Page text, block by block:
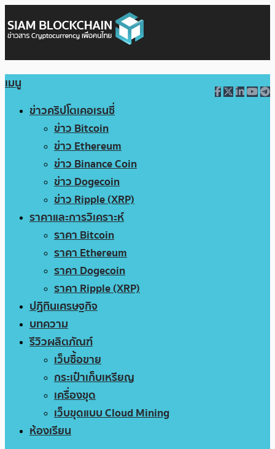
เมนู
ข่าวคริปโตเคอเรนซี่
ข่าว Bitcoin
ข่าว Ethereum
ข่าว Binance Coin
ข่าว Dogecoin
ข่าว Ripple (XRP)
ราคาและการวิเคราะห์
ราคา Bitcoin
ราคา Ethereum
ราคา Dogecoin
ราคา Ripple (XRP)
ปฏิทินเศรษฐกิจ
บทความ
รีวิวผลิตภัณฑ์
เว็บซื้อขาย
กระเป๋าเก็บเหรียญ
เครื่องขุด
เว็บขุดแบบ Cloud Mining
ห้องเรียน